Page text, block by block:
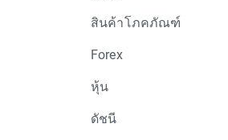
สินค้าโภคภัณฑ์
Forex
หุ้น
ดัชนี